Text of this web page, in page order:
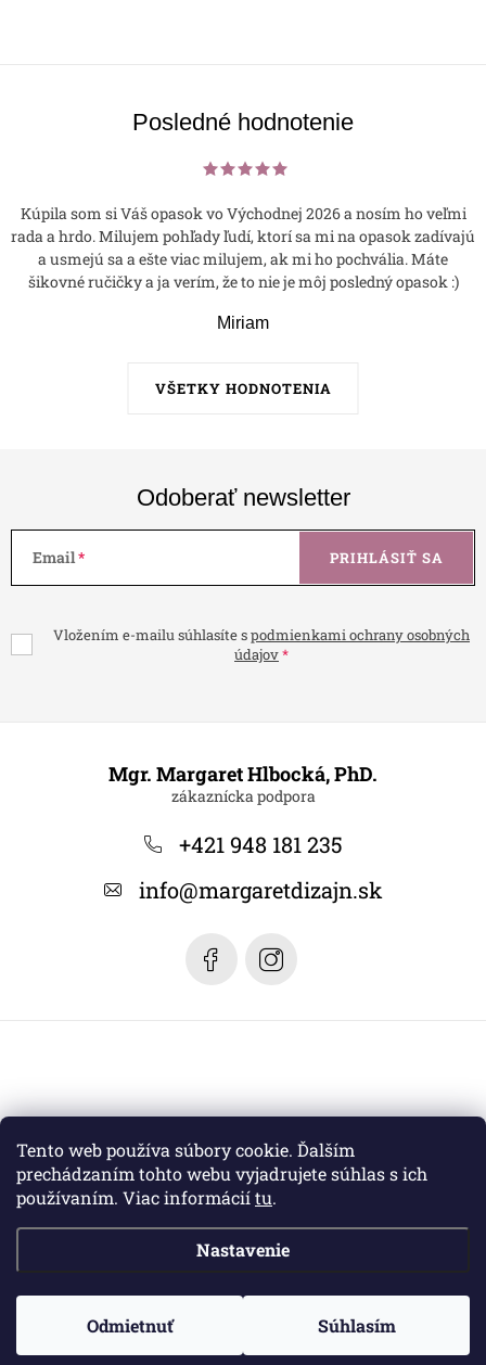
Tento web používa súbory cookie. Ďalším
prechádzaním tohto webu vyjadrujete súhlas s ich
používaním. Viac informáciítu.
Nastavenie
Odmietnuť Súhlasím
Posledné hodnotenie
VŠETKY HODNOTENIA
Kúpila som si Váš opasok vo Východnej 2026 a nosím ho veľmi
rada a hrdo. Milujem pohľady ľudí, ktorí sa mi na opasok zadívajú
a usmejú sa a ešte viac milujem, ak mi ho pochvália. Máte
šikovné ručičky a ja verím, že to nie je môj posledný opasok :)
Miriam
Odoberať newsletter
Email
Vložením e-mailu súhlasíte spodmienkami ochrany osobných
údajov
PRIHLÁSIŤ SA
Mgr. Margaret Hlbocká, PhD.
+421 948 181 235
info@margaretdizajn.sk
Copyright 2026Margaret dizajn. Všetky práva vyhradené.